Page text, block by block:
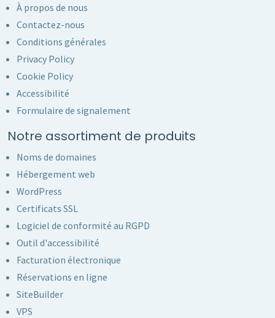
À propos de nous
Contactez-nous
Conditions générales
Privacy Policy
Cookie Policy
Accessibilité
Formulaire de signalement
Notre assortiment de produits
Noms de domaines
Hébergement web
WordPress
Certificats SSL
Logiciel de conformité au RGPD
Outil d'accessibilité
Facturation électronique
Réservations en ligne
SiteBuilder
VPS